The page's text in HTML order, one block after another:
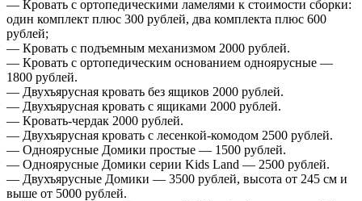
— Кровать с ортопедическими ламелями к стоимости сборки:
один комплект плюс 300 рублей, два комплекта плюс 600
рублей;
— Кровать с подъемным механизмом 2000 рублей.
— Кровать с ортопедическим основанием одноярусные —
1800 рублей.
— Двухъярусная кровать без ящиков 2000 рублей.
— Двухъярусная кровать с ящиками 2000 рублей.
— Кровать-чердак 2000 рублей.
— Двухъярусная кровать с лесенкой-комодом 2500 рублей.
— Одноярусные Домики простые — 1500 рублей.
— Одноярусные Домики серии Kids Land — 2500 рублей.
— Двухъярусные Домики — 3500 рублей, высота от 245 см и
выше от 5000 рублей.